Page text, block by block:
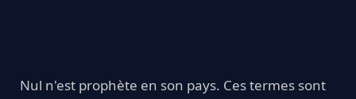
Nul n'est prophète en son pays. Ces termes sont